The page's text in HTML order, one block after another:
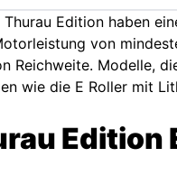
Edition haben
von
Reichweite. Modelle,
wie die E Roller mit
Edition